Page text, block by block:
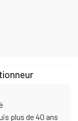
plus de 40 ans